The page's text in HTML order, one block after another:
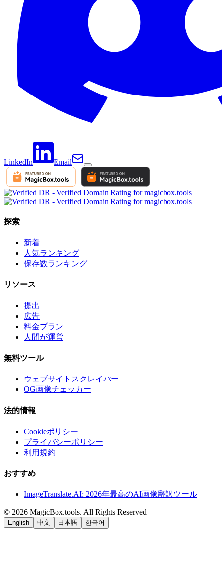
LinkedIn Email
探索
新着
人気ランキング
保存数ランキング
リソース
提出
広告
料金プラン
人間が運営
無料ツール
ウェブサイトスクレイパー
OG画像チェッカー
法的情報
Cookieポリシー
プライバシーポリシー
利用規約
おすすめ
ImageTranslate.AI: 2026年最高のAI画像翻訳ツール
© 2026 MagicBox.tools. All Rights Reserved
English 中文 日本語 한국어